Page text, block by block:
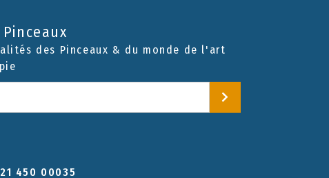
des Pinceaux & du monde de l'art
450 00035